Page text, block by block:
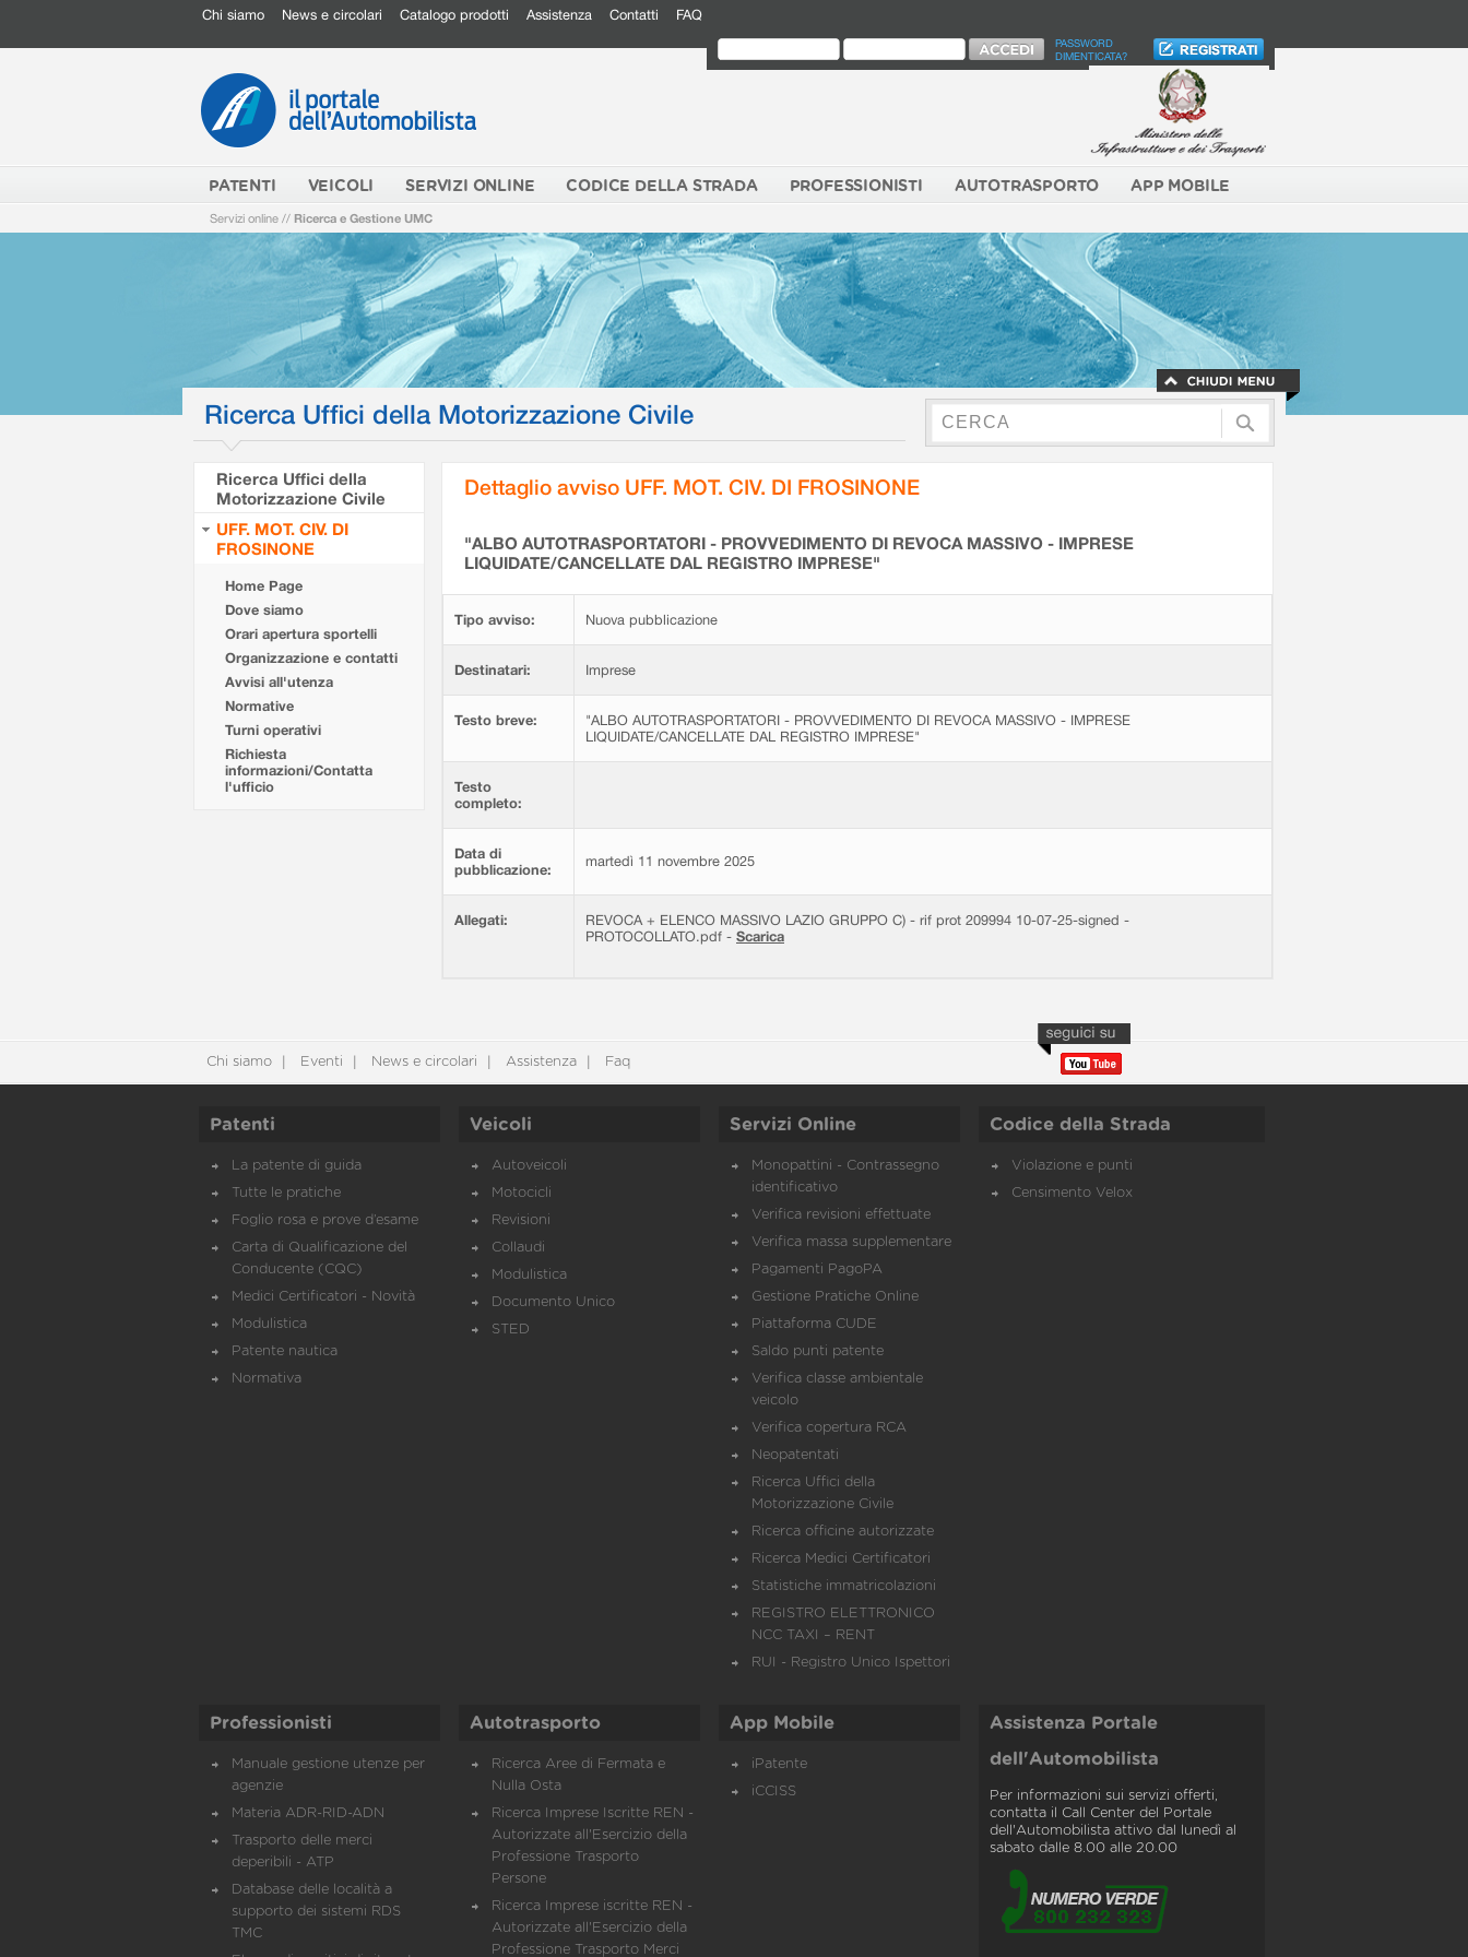
Chi siamo News e circolari Catalogo prodotti Assistenza Contatti FAQ
PASSWORD
DIMENTICATA?
PATENTI VEICOLI SERVIZI ONLINE CODICE DELLA STRADA PROFESSIONISTI AUTOTRASPORTO APP MOBILE
Servizi online // Ricerca e Gestione UMC
Ricerca Uffici della Motorizzazione Civile
Ricerca Uffici della
Motorizzazione Civile
UFF. MOT. CIV. DI
FROSINONE
Home Page
Dove siamo
Orari apertura sportelli
Organizzazione e contatti
Avvisi all'utenza
Normative
Turni operativi
Richiesta
informazioni/Contatta
l'ufficio
Dettaglio avviso UFF. MOT. CIV. DI FROSINONE
"ALBO AUTOTRASPORTATORI - PROVVEDIMENTO DI REVOCA MASSIVO - IMPRESE
LIQUIDATE/CANCELLATE DAL REGISTRO IMPRESE"
Tipo avviso: Nuova pubblicazione
Destinatari: Imprese
Testo breve:
"ALBO AUTOTRASPORTATORI - PROVVEDIMENTO DI REVOCA MASSIVO - IMPRESE
LIQUIDATE/CANCELLATE DAL REGISTRO IMPRESE"
Testo
completo:
Data di
pubblicazione:
martedì 11 novembre 2025
Allegati:
REVOCA + ELENCO MASSIVO LAZIO GRUPPO C) - rif prot 209994 10-07-25-signed -
PROTOCOLLATO.pdf - Scarica
Chi siamo Eventi News e circolari Assistenza Faq
Patenti
La patente di guida
Tutte le pratiche
Foglio rosa e prove d’esame
Carta di Qualificazione del
Conducente (CQC)
Medici Certificatori - Novità
Modulistica
Patente nautica
Normativa
Veicoli
Autoveicoli
Motocicli
Revisioni
Collaudi
Modulistica
Documento Unico
STED
Servizi Online
Monopattini - Contrassegno
identificativo
Verifica revisioni effettuate
Verifica massa supplementare
Pagamenti PagoPA
Gestione Pratiche Online
Piattaforma CUDE
Saldo punti patente
Verifica classe ambientale
veicolo
Verifica copertura RCA
Neopatentati
Ricerca Uffici della
Motorizzazione Civile
Ricerca officine autorizzate
Ricerca Medici Certificatori
Statistiche immatricolazioni
REGISTRO ELETTRONICO
NCC TAXI – RENT
RUI - Registro Unico Ispettori
Codice della Strada
Violazione e punti
Censimento Velox
Professionisti
Manuale gestione utenze per
agenzie
Materia ADR-RID-ADN
Trasporto delle merci
deperibili - ATP
Database delle località a
supporto dei sistemi RDS
TMC
Autotrasporto
Ricerca Aree di Fermata e
Nulla Osta
Ricerca Imprese Iscritte REN -
Autorizzate all'Esercizio della
Professione Trasporto
Persone
Ricerca Imprese iscritte REN -
Autorizzate all'Esercizio della
Professione Trasporto Merci
App Mobile
iPatente
iCCISS
Assistenza Portale
dell'Automobilista
Per informazioni sui servizi offerti,
contatta il Call Center del Portale
dell'Automobilista attivo dal lunedì al
sabato dalle 8.00 alle 20.00